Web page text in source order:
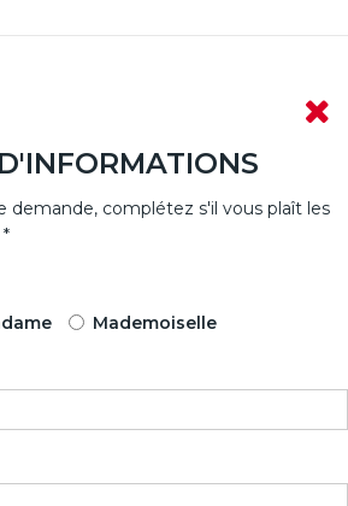
D'INFORMATIONS
demande, complétez s'il vous plaît les
Mademoiselle